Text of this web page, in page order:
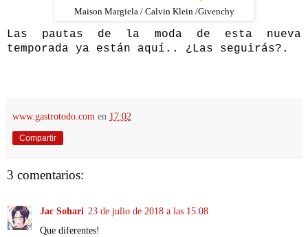
Maison Margiela / Calvin Klein /Givenchy
Las pautas de la moda de esta nueva
temporada ya están aquí.. ¿Las seguirás?.
www.gastrotodo.com en 17:02
Compartir
3 comentarios:
Jac Sohari 23 de julio de 2018 a las 15:08
Que diferentes!